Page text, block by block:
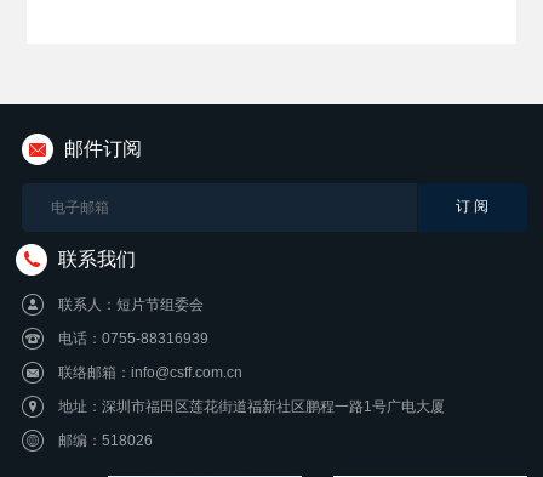
邮件订阅
联系我们
联系人：短片节组委会
电话：0755-88316939
联络邮箱：info@csff.com.cn
地址：深圳市福田区莲花街道福新社区鹏程一路1号广电大厦
邮编：518026